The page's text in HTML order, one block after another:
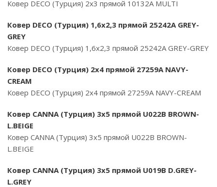
Ковер DECO (Турция) 2х3 прямой 10132A MULTI
Ковер DECO (Турция) 1,6х2,3 прямой 25242A GREY-
GREY
Ковер DECO (Турция) 1,6х2,3 прямой 25242A GREY-GREY
Ковер DECO (Турция) 2х4 прямой 27259A NAVY-
CREAM
Ковер DECO (Турция) 2х4 прямой 27259A NAVY-CREAM
Ковер CANNA (Турция) 3х5 прямой U022B BROWN-
L.BEIGE
Ковер CANNA (Турция) 3х5 прямой U022B BROWN-
L.BEIGE
Ковер CANNA (Турция) 3х5 прямой U019B D.GREY-
L.GREY